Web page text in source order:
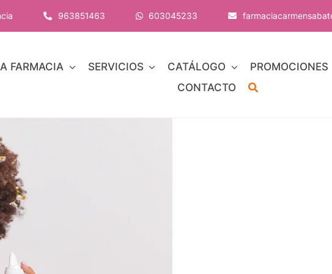
963851463 603045233
FARMACIA SERVICIOS CATÁLOGO PROMOCIONES
CONTACTO